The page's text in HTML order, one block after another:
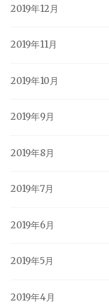
2019年12月
2019年11月
2019年10月
2019年9月
2019年8月
2019年7月
2019年6月
2019年5月
2019年4月